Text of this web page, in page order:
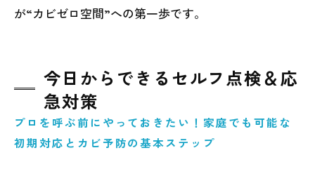
が“カビゼロ空間”への第一歩です。
今日からできるセルフ点検＆応
急対策
プロを呼ぶ前にやっておきたい！家庭でも可能な
初期対応とカビ予防の基本ステップ